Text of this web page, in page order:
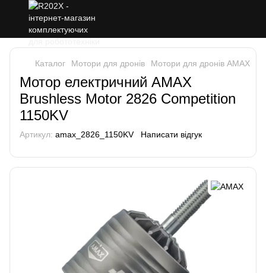
Каталог Мотори для дронів Мотори для дронів AMAX
Мотор електричний AMAX
Brushless Motor 2826 Competition
1150KV
Артикул: amax_2826_1150KV Написати відгук